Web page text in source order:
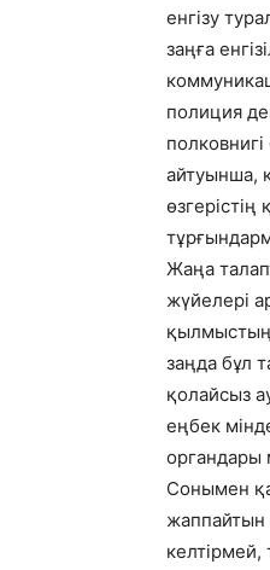
енгізу
заңға
полиция
айтуынша,
Жаңа
жүйелері
қылмыстың
заңда бұл
қолайсыз
еңбек
органдары
Сонымен
жаппайтын
келтірмей,